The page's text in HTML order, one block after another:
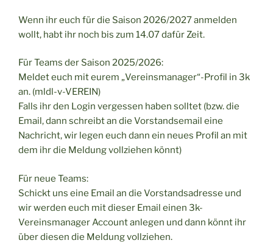
Wenn ihr euch für die Saison 2026/2027 anmelden
wollt, habt ihr noch bis zum 14.07 dafür Zeit.
Für Teams der Saison 2025/2026:
Meldet euch mit eurem „Vereinsmanager“-Profil in 3k
an. (mldl-v-VEREIN)
Falls ihr den Login vergessen haben solltet (bzw. die
Email, dann schreibt an die Vorstandsemail eine
Nachricht, wir legen euch dann ein neues Profil an mit
dem ihr die Meldung vollziehen könnt)
Für neue Teams:
Schickt uns eine Email an die Vorstandsadresse und
wir werden euch mit dieser Email einen 3k-
Vereinsmanager Account anlegen und dann könnt ihr
über diesen die Meldung vollziehen.